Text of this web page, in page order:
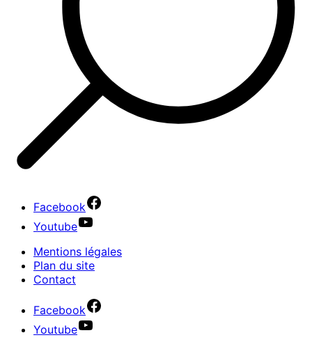
Facebook
Youtube
Mentions légales
Plan du site
Contact
Facebook
Youtube